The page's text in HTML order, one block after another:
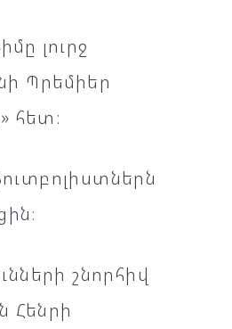
լուրջ
Պրեմիեր
հետ։
շնորհիվ
Հենրի